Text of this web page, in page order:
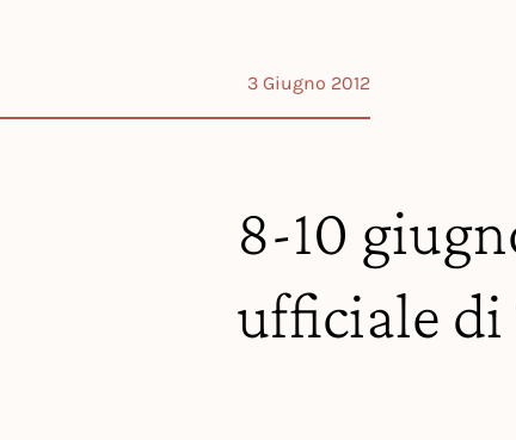
3 Giugno 2012
8-10
ufficiale di